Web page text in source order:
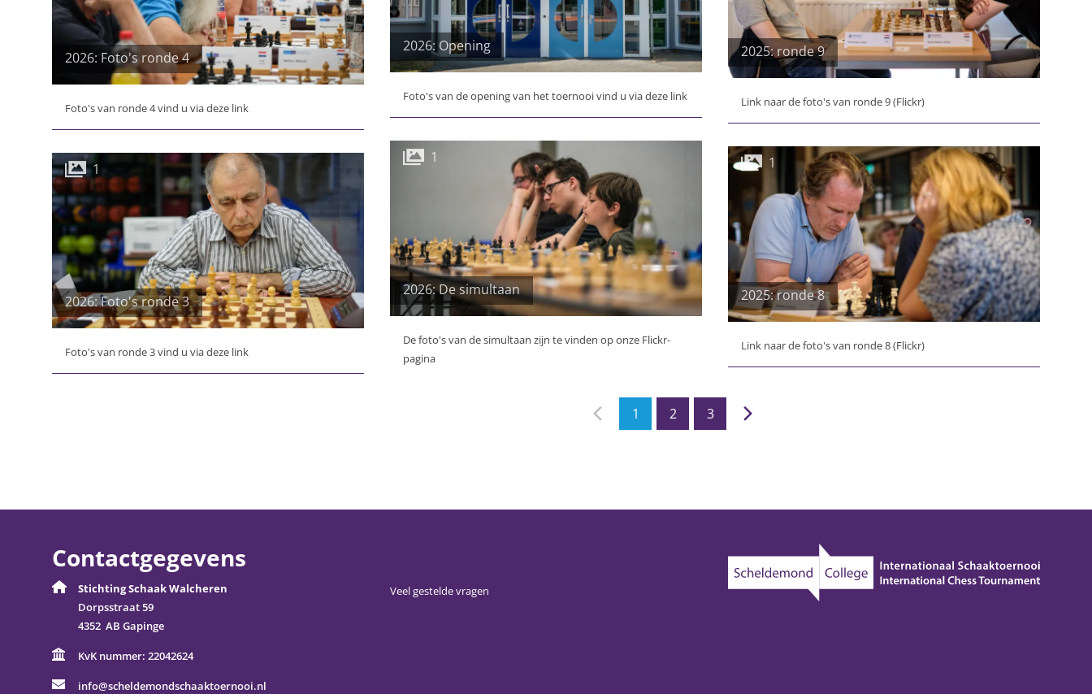
2026: Foto's ronde 4
Foto's van ronde 4 vind u via deze link
2026: Foto's ronde 3
1
Foto's van ronde 3 vind u via deze link
2026: Opening
Foto's van de opening van het toernooi vind u via deze link
2026: De simultaan
1
De foto's van de simultaan zijn te vinden op onze Flickr-
pagina
2025: ronde 9
Link naar de foto's van ronde 9 (Flickr)
2025: ronde 8
1
Link naar de foto's van ronde 8 (Flickr)
1 2 3
Contactgegevens
Stichting Schaak Walcheren
Dorpsstraat 59
4352 AB Gapinge
KvK nummer: 22042624
info@scheldemondschaaktoernooi.nl
Veel gestelde vragen